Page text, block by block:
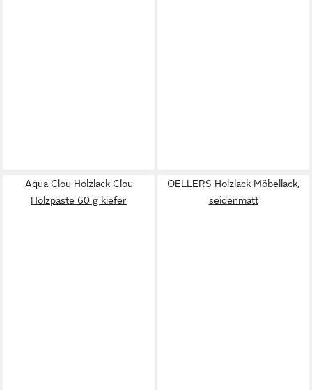
Aqua Clou Holzlack Clou
Holzpaste 60 g kiefer
OELLERS Holzlack Möbellack,
seidenmatt